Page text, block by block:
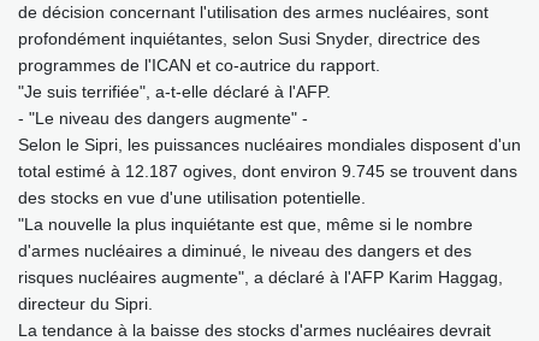
de décision concernant l'utilisation des armes nucléaires, sont
profondément inquiétantes, selon Susi Snyder, directrice des
programmes de l'ICAN et co-autrice du rapport.
"Je suis terrifiée", a-t-elle déclaré à l'AFP.
- "Le niveau des dangers augmente" -
Selon le Sipri, les puissances nucléaires mondiales disposent d'un
total estimé à 12.187 ogives, dont environ 9.745 se trouvent dans
des stocks en vue d'une utilisation potentielle.
"La nouvelle la plus inquiétante est que, même si le nombre
d'armes nucléaires a diminué, le niveau des dangers et des
risques nucléaires augmente", a déclaré à l'AFP Karim Haggag,
directeur du Sipri.
La tendance à la baisse des stocks d'armes nucléaires devrait